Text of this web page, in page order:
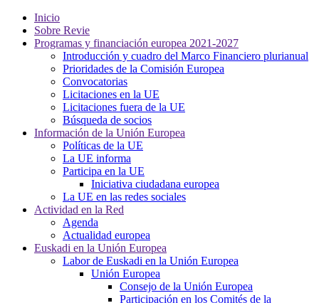
Inicio
Sobre Revie
Programas y financiación europea 2021-2027
Introducción y cuadro del Marco Financiero plurianual
Prioridades de la Comisión Europea
Convocatorias
Licitaciones en la UE
Licitaciones fuera de la UE
Búsqueda de socios
Información de la Unión Europea
Políticas de la UE
La UE informa
Participa en la UE
Iniciativa ciudadana europea
La UE en las redes sociales
Actividad en la Red
Agenda
Actualidad europea
Euskadi en la Unión Europea
Labor de Euskadi en la Unión Europea
Unión Europea
Consejo de la Unión Europea
Participación en los Comités de la